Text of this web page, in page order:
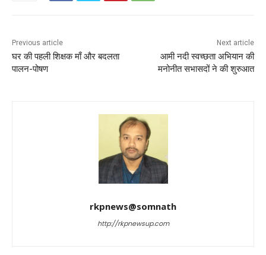
Previous article
घर की पहली शिक्षक माँ और बदलता
पालन-पोषण
Next article
आमी नदी स्वच्छता अभियान की
मनोनीत सभासदों ने की शुरुआत
rkpnews@somnath
http://rkpnewsup.com